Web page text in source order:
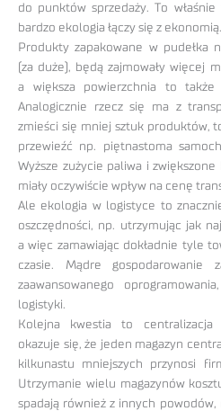
do punktów sprzedaży. To
bardzo ekologia łączy się z ekonomią.
Produkty zapakowane w pudełka
(za duże), będą zajmowały więcej
a większa powierzchnia to także
Analogicznie rzecz się ma z
zmieści się mniej sztuk produktów,
przewieźć np. piętnastoma
Wyższe zużycie paliwa i
miały oczywiście wpływ na cenę
Ale ekologia w logistyce to
oszczędności, np. utrzymując jak
a więc zamawiając dokładnie tyle
czasie. Mądre gospodarowanie
zaawansowanego
logistyki.
Kolejna kwestia to centralizacja
okazuje się, że jeden magazyn
kilkunastu mniejszych przynosi
Utrzymanie wielu magazynów
spadają również z innych powodów,